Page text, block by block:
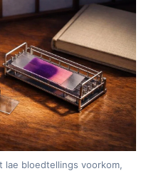
lae bloedtellings voorkom,